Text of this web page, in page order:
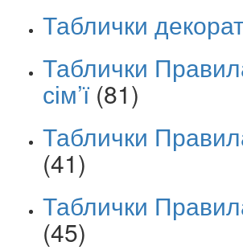
Таблички
Таблички
сім’ї (81)
Таблички
(41)
Таблички
(45)